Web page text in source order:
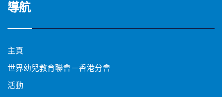
導航
主頁
世界幼兒教育聯會－香港分會
活動